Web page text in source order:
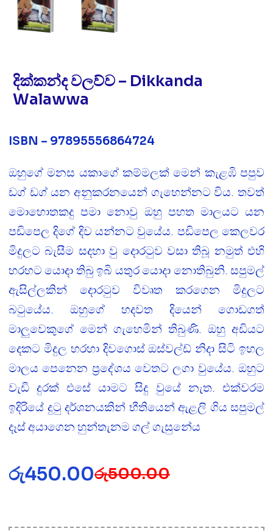
දික්කන්ද වලව්ව – Dikkanda
Walawwa
ISBN – 97895556864724
ඔහුගේ මනස යකාගේ කම්මලක් මෙන් කැළඹි පපුව
ඩග් ඩග් යන අනුකරනයෙන් ගැහෙන්නට විය. තවත්
මොහොතකදු පමා නොවු ඔහු පහත මාලයට යන
පඩිපෙල දිගේ දිව යන්නට වුයේය. පඩිපෙල කෙලවර
මිදුලට බැසීම සදහා වු දොරටුව වසා තිබූ නමුත් එහි
හරහට යොදා තිබු ඉබි යතුර යොදා නොතිබුනි. සපුමල්
ඇසිල්ලකින් දොරටුව විවෘත කරගෙන මිදුලට
බටුයේය. ඔහුගේ හදවත දියෙන් ගොඩගත්
මාලුවෙකුගේ මෙන් ගැහෙමින් තිබුණි. ඔහු අඩියට
දෙකට මිදුල හරහා දිවගොස් ඔස්වල්ඩ් නිදා සිටි ඉහල
මාලය පෙනෙන ප්‍රදේශය වෙතට ලගා වුයේය. ඔහුට
වැඩි දුරක් එසේ යාමට සිදු වුයේ නැත. එක්වරම
ඉදිරියේ දුටු දර්ශනයකින් භීතියෙන් ඇළලි ගිය සපුමල්
දෑස් අයාගෙන හුන්තැනම ගල් ගැසුනේය
රු500.00
රු450.00